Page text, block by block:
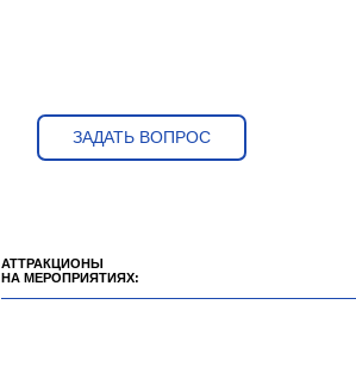
ЗАДАТЬ ВОПРОС
АТТРАКЦИОНЫ
НА МЕРОПРИЯТИЯХ: